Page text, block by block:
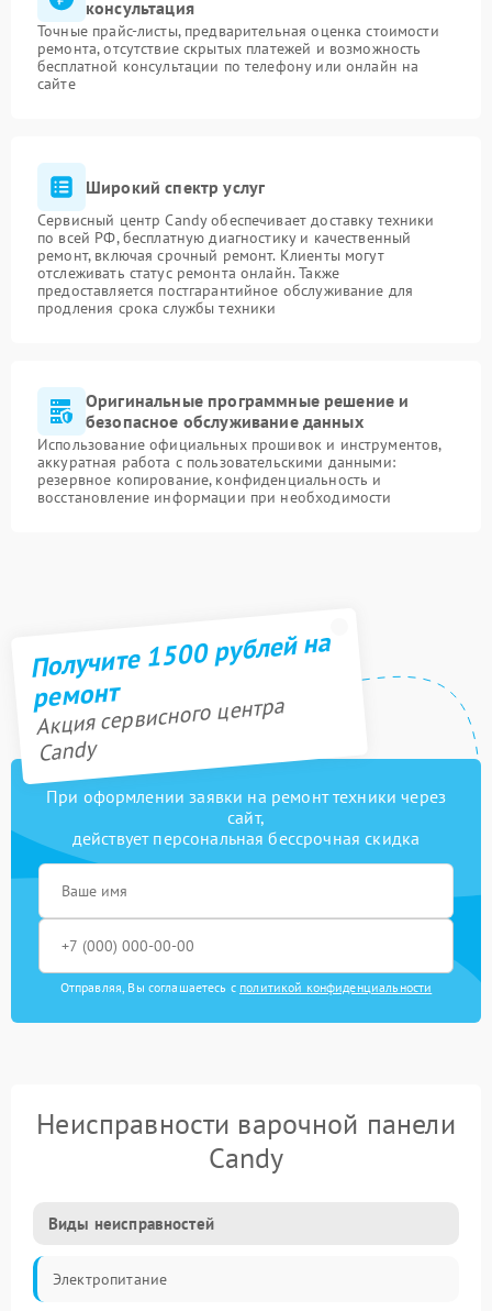
консультация
Точные прайс-листы, предварительная оценка стоимости
ремонта, отсутствие скрытых платежей и возможность
бесплатной консультации по телефону или онлайн на
сайте
Широкий спектр услуг
Сервисный центр Candy обеспечивает доставку техники
по всей РФ, бесплатную диагностику и качественный
ремонт, включая срочный ремонт. Клиенты могут
отслеживать статус ремонта онлайн. Также
предоставляется постгарантийное обслуживание для
продления срока службы техники
Оригинальные программные решение и
безопасное обслуживание данных
Использование официальных прошивок и инструментов,
аккуратная работа с пользовательскими данными:
резервное копирование, конфиденциальность и
восстановление информации при необходимости
Получите 1500 рублей на
ремонт
Акция сервисного центра
Candy
При оформлении заявки на ремонт техники через
сайт,
действует персональная бессрочная скидка
Отправляя, Вы соглашаетесь с политикой конфиденциальности
Неисправности варочной панели
Candy
Виды неисправностей
Электропитание